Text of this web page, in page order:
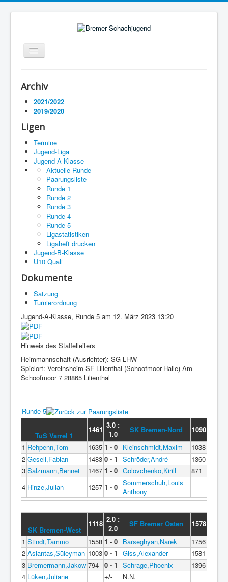
Navigation
an/aus
Termine
Impressum
Archiv
2021/2022
2019/2020
Ligen
Termine
Jugend-Liga
Jugend-A-Klasse
Aktuelle Runde
Paarungsliste
Runde 1
Runde 2
Runde 3
Runde 4
Runde 5
Ligastatistiken
Ligaheft drucken
Jugend-B-Klasse
U10 Quali
Dokumente
Satzung
Turnierordnung
Jugend-A-Klasse, Runde 5 am 12. März 2023 13:20
Hinweis des Staffelleiters
Heimmannschaft (Ausrichter): SG LHW
Spielort: Vereinsheim SF Lilienthal (Schoofmoor-Halle) Am
Schoofmoor 7 28865 Lilienthal
Runde 5
TuS Varrel 1
1461 3.0 :
1.0
SK Bremen-Nord
1090
1 Rehpenn,Tom 1635 1 - 0 Kleinschmidt,Maxim
1038
2 Gesell,Fabian 1483 0 - 1 Schröder,André
1360
3 Salzmann,Bennet 1467 1 - 0 Golovchenko,Kirill
871
4 Hinze,Julian 1257 1 - 0 Sommerschuh,Louis
Anthony
SK Bremen-West
1118 2.0 :
2.0
SF Bremer Osten
1578
1 Stindt,Tammo 1558 1 - 0 Barseghyan,Narek
1756
2 Aslantas,Süleyman 1003 0 - 1 Giss,Alexander
1581
3 Bremermann,Jakow 794 0 - 1 Schrage,Phoenix
1396
4 Lüken,Juliane +/- N.N.